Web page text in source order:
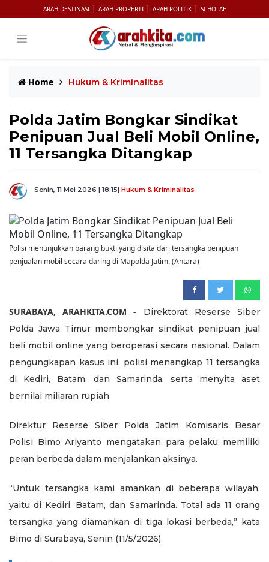
ARAH DESTINASI | ARAH PROPERTI | ARAH POLITIK | SCHOLAE
Home Hukum & Kriminalitas
Polda Jatim Bongkar Sindikat
Penipuan Jual Beli Mobil Online,
11 Tersangka Ditangkap
Senin, 11 Mei 2026 | 18:15| Hukum & Kriminalitas
Polisi menunjukkan barang bukti yang disita dari tersangka penipuan
penjualan mobil secara daring di Mapolda Jatim. (Antara)
SURABAYA, ARAHKITA.COM - Direktorat Reserse Siber
Polda Jawa Timur membongkar sindikat penipuan jual
beli mobil online yang beroperasi secara nasional. Dalam
pengungkapan kasus ini, polisi menangkap 11 tersangka
di Kediri, Batam, dan Samarinda, serta menyita aset
bernilai miliaran rupiah.
Direktur Reserse Siber Polda Jatim Komisaris Besar
Polisi Bimo Ariyanto mengatakan para pelaku memiliki
peran berbeda dalam menjalankan aksinya.
“Untuk tersangka kami amankan di beberapa wilayah,
yaitu di Kediri, Batam, dan Samarinda. Total ada 11 orang
tersangka yang diamankan di tiga lokasi berbeda,” kata
Bimo di Surabaya, Senin (11/5/2026).